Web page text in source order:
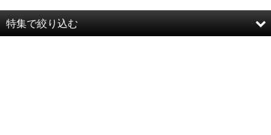
並び順 :
特集で絞り込む